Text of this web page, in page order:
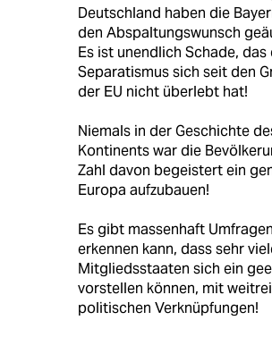
Deutschland haben die
den Abspaltungswunsch
Es ist unendlich Schade, das
Separatismus sich seit den
der EU nicht überlebt hat!
Niemals in der Geschichte
Kontinents war die
Zahl davon begeistert ein
Europa aufzubauen!
Es gibt massenhaft
erkennen kann, dass sehr
Mitgliedsstaaten sich ein
vorstellen können, mit
politischen Verknüpfungen!